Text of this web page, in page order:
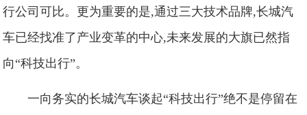
行公司可比。更为重要的是,通过三大技术品牌,长城汽
车已经找准了产业变革的中心,未来发展的大旗已然指
向“科技出行”。
一向务实的长城汽车谈起“科技出行”绝不是停留在